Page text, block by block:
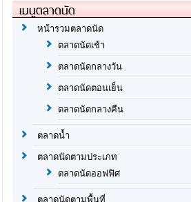
เมนูตลาดนัด
หน้ารวมตลาดนัด
ตลาดนัดเช้า
ตลาดนัดกลางวัน
ตลาดนัดตอนเย็น
ตลาดนัดกลางคืน
ตลาดน้ำ
ตลาดนัดตามประเภท
ตลาดนัดออฟฟิศ
ตลาดนัดตามพื้นที่